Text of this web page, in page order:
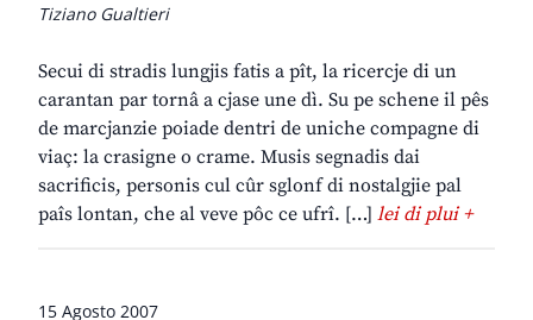
Tiziano Gualtieri
Secui di stradis lungjis fatis a pît, la ricercje di un
carantan par tornâ a cjase une dì. Su pe schene il pês
de marcjanzie poiade dentri de uniche compagne di
viaç: la crasigne o crame. Musis segnadis dai
sacrificis, personis cul cûr sglonf di nostalgjie pal
paîs lontan, che al veve pôc ce ufrî. […] lei di plui +
15 Agosto 2007